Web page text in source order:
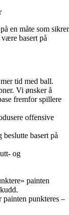
en måte som sikrer
basert på
tid med ball.
Vi ønsker å
fremfor spillere
offensive
basert på
og
painten
painten punkteres –